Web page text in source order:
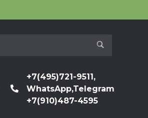
+7(495)721-9511,
WhatsApp,Telegram
+7(910)487-4595